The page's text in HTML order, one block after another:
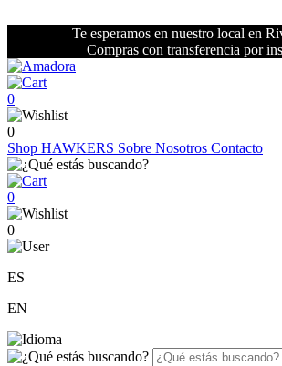
Te esperamos en nuestro local en
Compras con transferencia por
0
0
Shop HAWKERS Sobre Nosotros Contacto
0
0
ES
EN